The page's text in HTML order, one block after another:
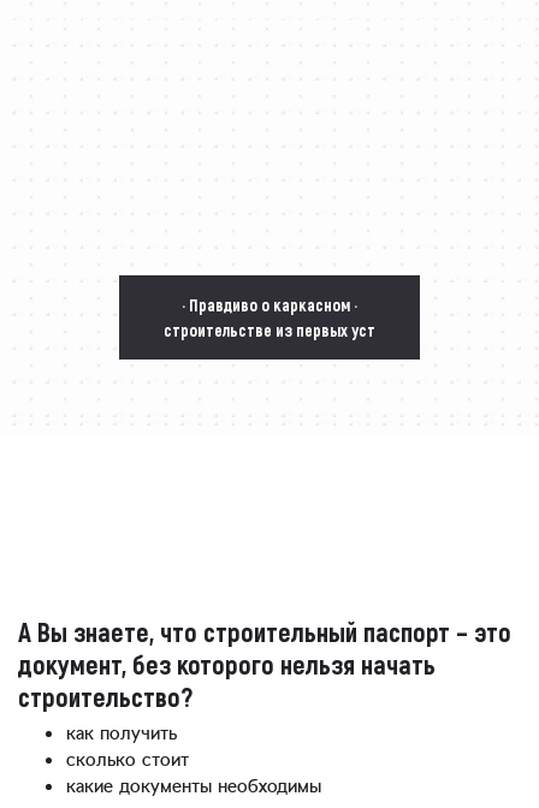
· Правдиво о каркасном ·
строительстве из первых уст
А Вы знаете, что строительный паспорт – это
документ, без которого нельзя начать
строительство?
как получить
сколько стоит
какие документы необходимы